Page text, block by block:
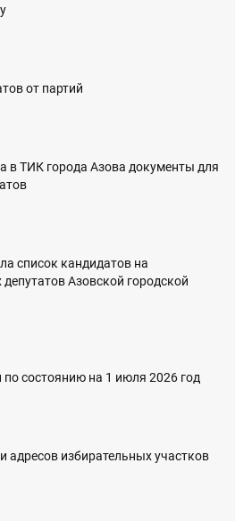
от партий
в ТИК города Азова документы для
список кандидатов на
Азовской городской
по состоянию на 1 июля 2026 год
адресов избирательных участков